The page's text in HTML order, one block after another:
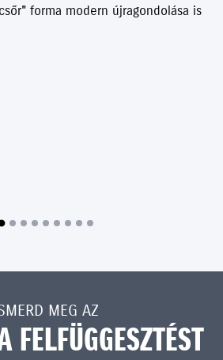
forma modern újragondolása is
MEG AZ
FELFÜGGESZTÉST